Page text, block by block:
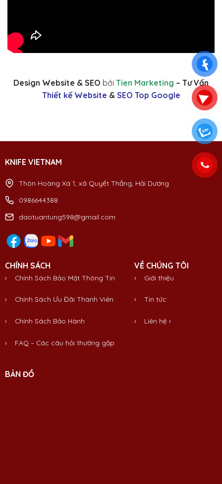
Design Website & SEO bởi Tien Marketing – Tư Vấn
Thiết kế Website & SEO Top Google
KNIFE VIETNAM
Thôn Hoàng Xá 1, xã Quyết Thắng, Hải Dương
0986644388
daotuantung598@gmail.com
CHÍNH SÁCH
› Chính Sách Bảo Mật Thông Tin
› Chính Sách Ưu Đãi Thành Viên
› Chính Sách Bảo Hành
› FAQ – Các câu hỏi thường gặp
VỀ CHÚNG TÔI
› Giới thiệu
›Tin tức
› Liên hệ ›
BẢN ĐỒ